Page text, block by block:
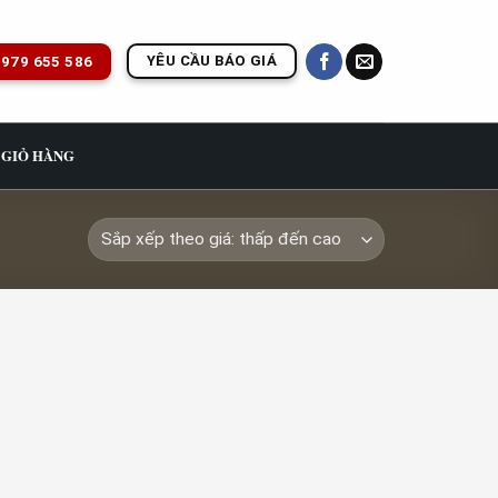
655 586 YÊU CẦU BÁO GIÁ
GIỎ HÀNG